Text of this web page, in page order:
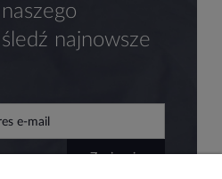
najnowsze
zapisz się